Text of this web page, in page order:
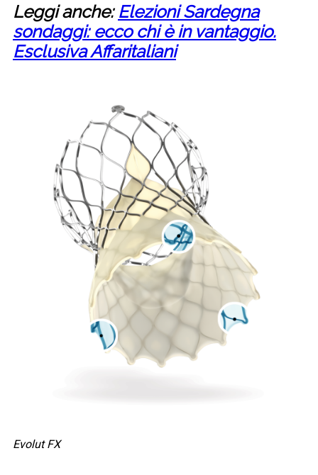
Leggi anche: Elezioni Sardegna
sondaggi: ecco chi è in vantaggio.
Esclusiva Affaritaliani
Evolut FX